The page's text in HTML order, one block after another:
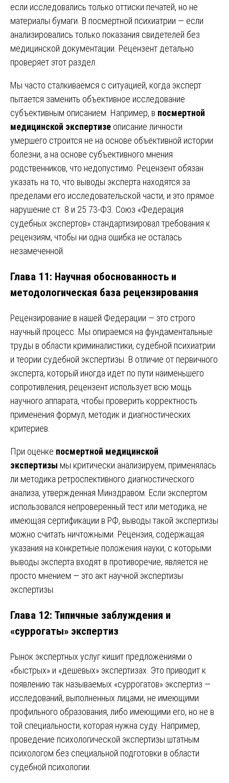
если исследовались только оттиски печатей, но не
материалы бумаги. В посмертной психиатрии — если
анализировались только показания свидетелей без
медицинской документации. Рецензент детально
проверяет этот раздел.
Мы часто сталкиваемся с ситуацией, когда эксперт
пытается заменить объективное исследование
субъективным описанием. Например, в посмертной
медицинской экспертизе описание личности
умершего строится не на основе объективной истории
болезни, а на основе субъективного мнения
родственников, что недопустимо. Рецензент обязан
указать на то, что выводы эксперта находятся за
пределами его исследовательской части, и это прямое
нарушение ст. 8 и 25 73-ФЗ. Союз «Федерация
судебных экспертов» стандартизировал требования к
рецензиям, чтобы ни одна ошибка не осталась
незамеченной.
Глава 11: Научная обоснованность и
методологическая база рецензирования
Рецензирование в нашей Федерации — это строго
научный процесс. Мы опираемся на фундаментальные
труды в области криминалистики, судебной психиатрии
и теории судебной экспертизы. В отличие от первичного
эксперта, который иногда идет по пути наименьшего
сопротивления, рецензент использует всю мощь
научного аппарата, чтобы проверить корректность
применения формул, методик и диагностических
критериев.
При оценке посмертной медицинской
экспертизы мы критически анализируем, применялась
ли методика ретроспективного диагностического
анализа, утвержденная Минздравом. Если экспертом
использовался непроверенный тест или методика, не
имеющая сертификации в РФ, выводы такой экспертизы
можно считать ничтожными. Рецензия, содержащая
указания на конкретные положения науки, с которыми
выводы эксперта входят в противоречие, является не
просто мнением — это акт научной экспертизы
экспертизы.
Глава 12: Типичные заблуждения и
«суррогаты» экспертиз
Рынок экспертных услуг кишит предложениями о
«быстрых» и «дешевых» экспертизах. Это приводит к
появлению так называемых «суррогатов» экспертиз —
исследований, выполненных лицами, не имеющими
профильного образования, либо имеющими его, но не в
той специальности, которая нужна суду. Например,
проведение психологической экспертизы штатным
психологом без специальной подготовки в области
судебной психологии.